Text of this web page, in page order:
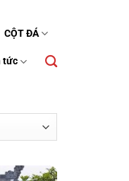
CỘT ĐÁ
tức